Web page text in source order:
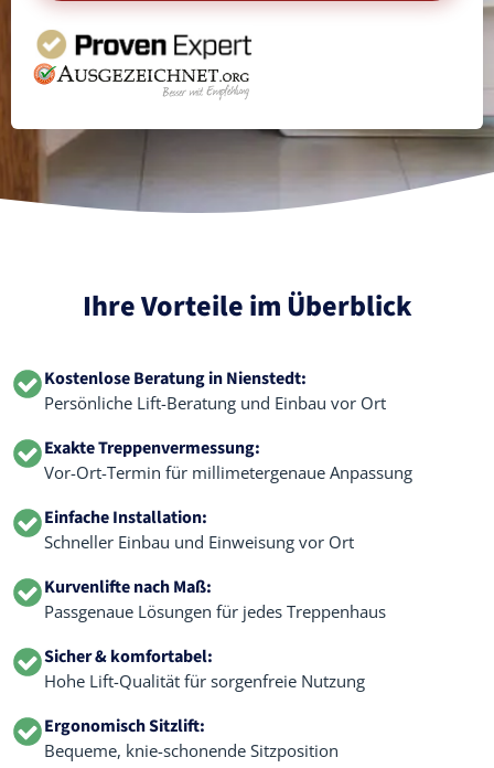
Ihre Vorteile im Überblick
Kostenlose Beratung in Nienstedt:
Persönliche Lift-Beratung und Einbau vor Ort
Exakte Treppenvermessung:
Vor-Ort-Termin für millimetergenaue Anpassung
Einfache Installation:
Schneller Einbau und Einweisung vor Ort
Kurvenlifte nach Maß:
Passgenaue Lösungen für jedes Treppenhaus
Sicher & komfortabel:
Hohe Lift-Qualität für sorgenfreie Nutzung
Ergonomisch Sitzlift:
Bequeme, knie-schonende Sitzposition